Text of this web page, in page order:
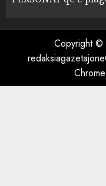
Copyright ©